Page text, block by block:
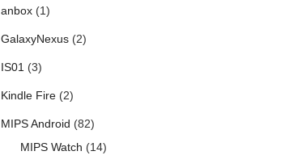
anbox(1)
GalaxyNexus(2)
IS01(3)
Kindle Fire(2)
MIPS Android (82)
MIPS Watch (14)